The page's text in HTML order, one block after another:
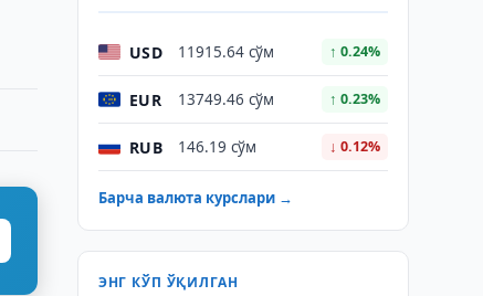
USD 11915.64 сўм ↑ 0.24%
EUR 13749.46 сўм ↑ 0.23%
RUB 146.19 сўм ↓ 0.12%
Барча валюта курслари →
ЭНГ КЎП ЎҚИЛГАН